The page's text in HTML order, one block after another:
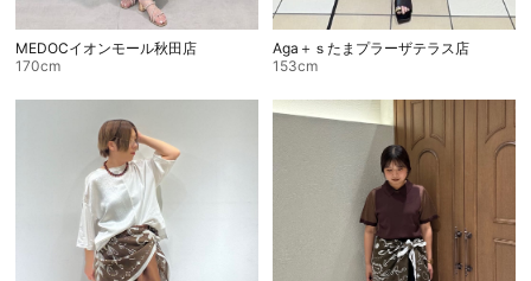
MEDOCイオンモール秋田店
170cm
Aga＋ｓたまプラーザテラス店
153cm